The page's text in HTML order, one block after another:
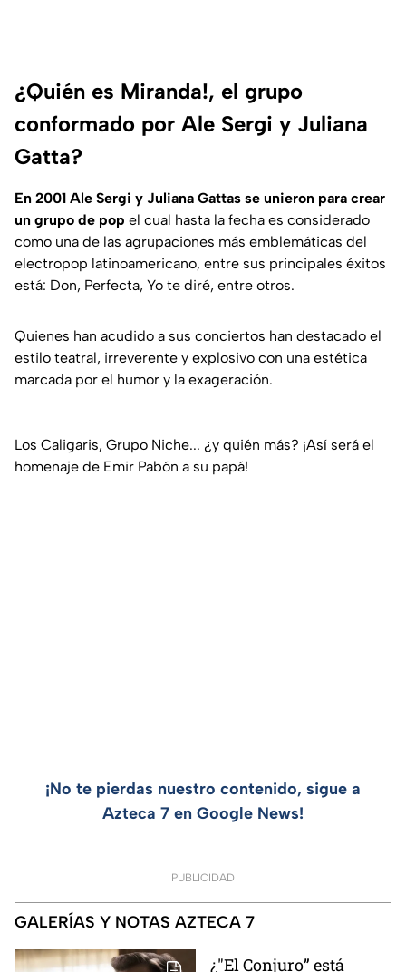
¿Quién es Miranda!, el grupo
conformado por Ale Sergi y Juliana
Gatta?
En 2001 Ale Sergi y Juliana Gattas se unieron para crear
un grupo de pop el cual hasta la fecha es considerado
como una de las agrupaciones más emblemáticas del
electropop latinoamericano, entre sus principales éxitos
está: Don, Perfecta, Yo te diré, entre otros.
Quienes han acudido a sus conciertos han destacado el
estilo teatral, irreverente y explosivo con una estética
marcada por el humor y la exageración.
Los Caligaris, Grupo Niche... ¿y quién más? ¡Así será el
homenaje de Emir Pabón a su papá!
¡No te pierdas nuestro contenido, sigue a
Azteca 7 en Google News!
PUBLICIDAD
GALERÍAS Y NOTAS AZTECA 7
¿"El Conjuro” está